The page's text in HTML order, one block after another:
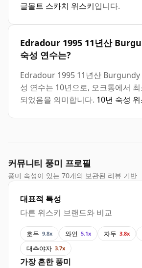
글몰트 스카치 위스키입니다.
Edradour 1995 11년산
숙성 연수는?
Edradour 1995 11년산 Burgundy
성 연수는 10년으로, 오크통에서
되었음을 의미합니다. 10년 숙성
커뮤니티 풍미 프로필
풍미 속성이 있는 70개의 보관된 리뷰 기반
대표적 특성
다른 위스키 브랜드와 비교
호두 9.8x 와인 5.1x 자두 3.8x
대추야자 3.7x
가장 흔한 풍미